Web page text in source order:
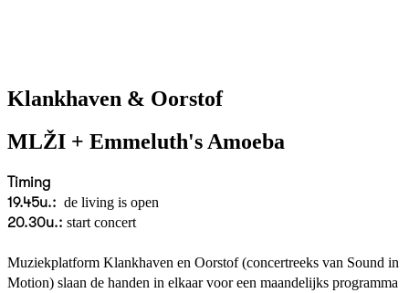
Klankhaven & Oorstof
MLŽI + Emmeluth's Amoeba
Timing
19.45u.: de living is open
20.30u.: start concert
Muziekplatform Klankhaven en Oorstof (concertreeks van Sound in
Motion) slaan de handen in elkaar voor een maandelijks programma